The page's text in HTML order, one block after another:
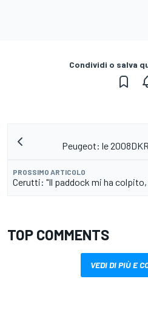
Condividi o salva
Peugeot: le
PROSSIMO ARTICOLO
Cerutti: "Il paddock mi ha
TOP COMMENTS
VEDI DI PIÙ E